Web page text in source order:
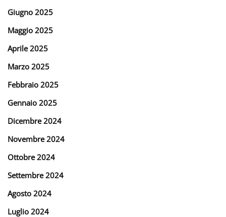
Giugno 2025
Maggio 2025
Aprile 2025
Marzo 2025
Febbraio 2025
Gennaio 2025
Dicembre 2024
Novembre 2024
Ottobre 2024
Settembre 2024
Agosto 2024
Luglio 2024